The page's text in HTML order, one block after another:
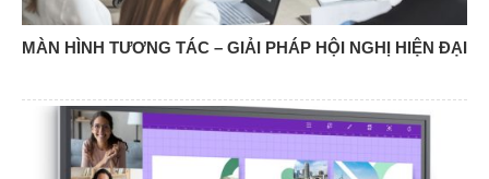
MÀN HÌNH TƯƠNG TÁC – GIẢI PHÁP HỘI NGHỊ HIỆN ĐẠI